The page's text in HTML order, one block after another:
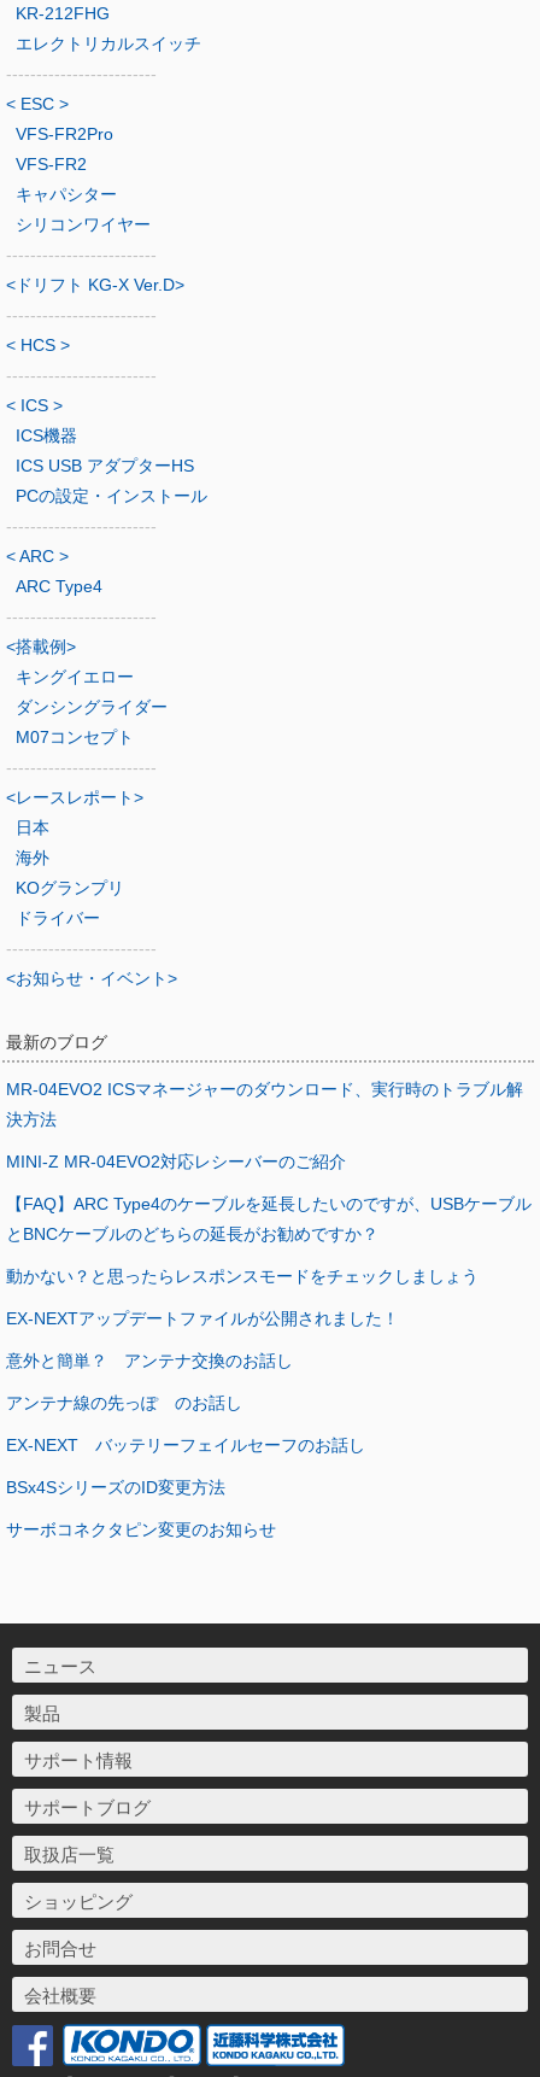
KR-212FHG
エレクトリカルスイッチ
-------------------------
< ESC >
VFS-FR2Pro
VFS-FR2
キャパシター
シリコンワイヤー
-------------------------
<ドリフト KG-X Ver.D>
-------------------------
< HCS >
-------------------------
< ICS >
ICS機器
ICS USB アダプターHS
PCの設定・インストール
-------------------------
< ARC >
ARC Type4
-------------------------
<搭載例>
キングイエロー
ダンシングライダー
M07コンセプト
-------------------------
<レースレポート>
日本
海外
KOグランプリ
ドライバー
-------------------------
<お知らせ・イベント>
最新のブログ
MR-04EVO2 ICSマネージャーのダウンロード、実行時のトラブル解
決方法
MINI-Z MR-04EVO2対応レシーバーのご紹介
【FAQ】ARC Type4のケーブルを延長したいのですが、USBケーブル
とBNCケーブルのどちらの延長がお勧めですか？
動かない？と思ったらレスポンスモードをチェックしましょう
EX-NEXTアップデートファイルが公開されました！
意外と簡単？ アンテナ交換のお話し
アンテナ線の先っぽ のお話し
EX-NEXT バッテリーフェイルセーフのお話し
BSx4SシリーズのID変更方法
サーボコネクタピン変更のお知らせ
ニュース
製品
サポート情報
サポートブログ
取扱店一覧
ショッピング
お問合せ
会社概要